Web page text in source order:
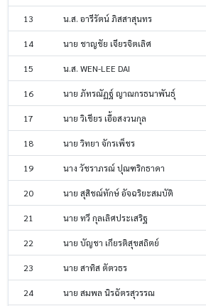
13 น.ส. อารีรัตน์ ภิสสาสุนทร
14 นาย ชาญชัย เจียรจิตเลิศ
15 น.ส. WEN-LEE DAI
16 นาย ภัทรณัฏฐ์ ญาณกรธนาพันธุ์
17 นาย วิเชียร เอื้อสงวนกุล
18 นาย วิทยา จักรเพ็ชร
19 นาง วัชราภรณ์ ปุณฑริกธาดา
20 นาย สุสิชณ์ทักษ์ อัจฉริยะสมบัติ
21 นาย ทวี กุลเลิศประเสริฐ
22 นาย บัญชา เกียรติสุขสถิตย์
23 นาย สาทิส ตัตวธร
24 นาย สมพล นิรฉัตรสุวรรณ